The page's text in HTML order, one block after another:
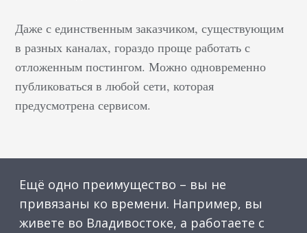
Даже с единственным заказчиком, существующим
в разных каналах, гораздо проще работать с
отложенным постингом. Можно одновременно
публиковаться в любой сети, которая
предусмотрена сервисом.
Ещё одно преимущество – вы не
привязаны ко времени. Например, вы
живете во Владивостоке, а работаете с